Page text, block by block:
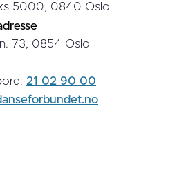
5000, 0840 Oslo
73, 0854 Oslo
21 02 90 00